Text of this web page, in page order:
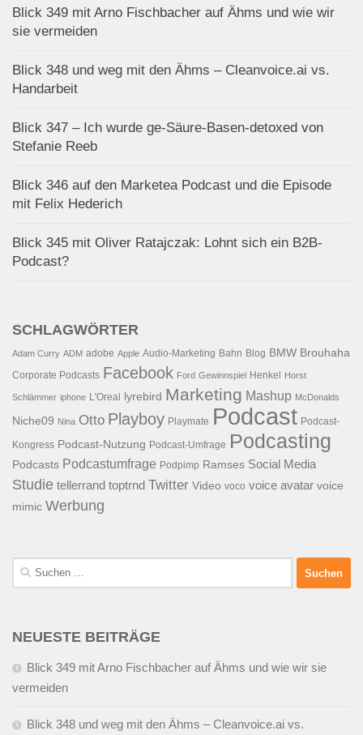
Blick 349 mit Arno Fischbacher auf Ähms und wie wir
sie vermeiden
Blick 348 und weg mit den Ähms – Cleanvoice.ai vs.
Handarbeit
Blick 347 – Ich wurde ge-Säure-Basen-detoxed von
Stefanie Reeb
Blick 346 auf den Marketea Podcast und die Episode
mit Felix Hederich
Blick 345 mit Oliver Ratajczak: Lohnt sich ein B2B-
Podcast?
SCHLAGWÖRTER
Adam Curry ADM adobe Apple Audio-Marketing Bahn Blog BMW Brouhaha
Corporate Podcasts Facebook Ford Gewinnspiel Henkel Horst
Schlämmer iphone L'Oreal lyrebird Marketing Mashup McDonalds
Niche09 Nina Otto Playboy Playmate Podcast Podcast-
Kongress Podcast-Nutzung Podcast-Umfrage Podcasting
Podcasts Podcastumfrage Podpimp Ramses Social Media
Studie tellerrand toptrnd Twitter Video voco voice avatar voice
mimic Werbung
Suchen
nach:
NEUESTE BEITRÄGE
Blick 349 mit Arno Fischbacher auf Ähms und wie wir sie
vermeiden
Blick 348 und weg mit den Ähms – Cleanvoice.ai vs.